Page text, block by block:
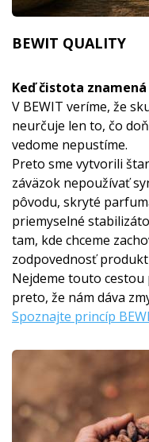
BEWIT QUALITY
Keď čistota
V BEWIT veríme, že
neurčuje len to, čo
vedome nepustíme.
Preto sme vytvorili
záväzok nepoužívať
pôvodu, skryté
priemyselné
tam, kde chceme
zodpovednosť
Nejdeme touto cestou
preto, že nám dáva
Spoznajte princíp